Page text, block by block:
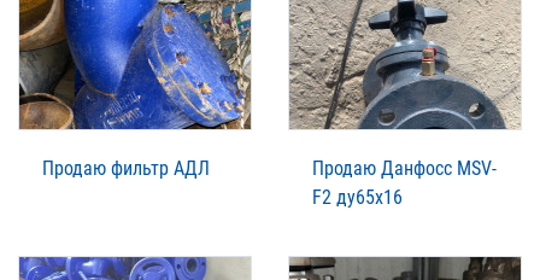
Продаю фильтр АДЛ
Продаю Данфосс MSV-
F2 ду65х16